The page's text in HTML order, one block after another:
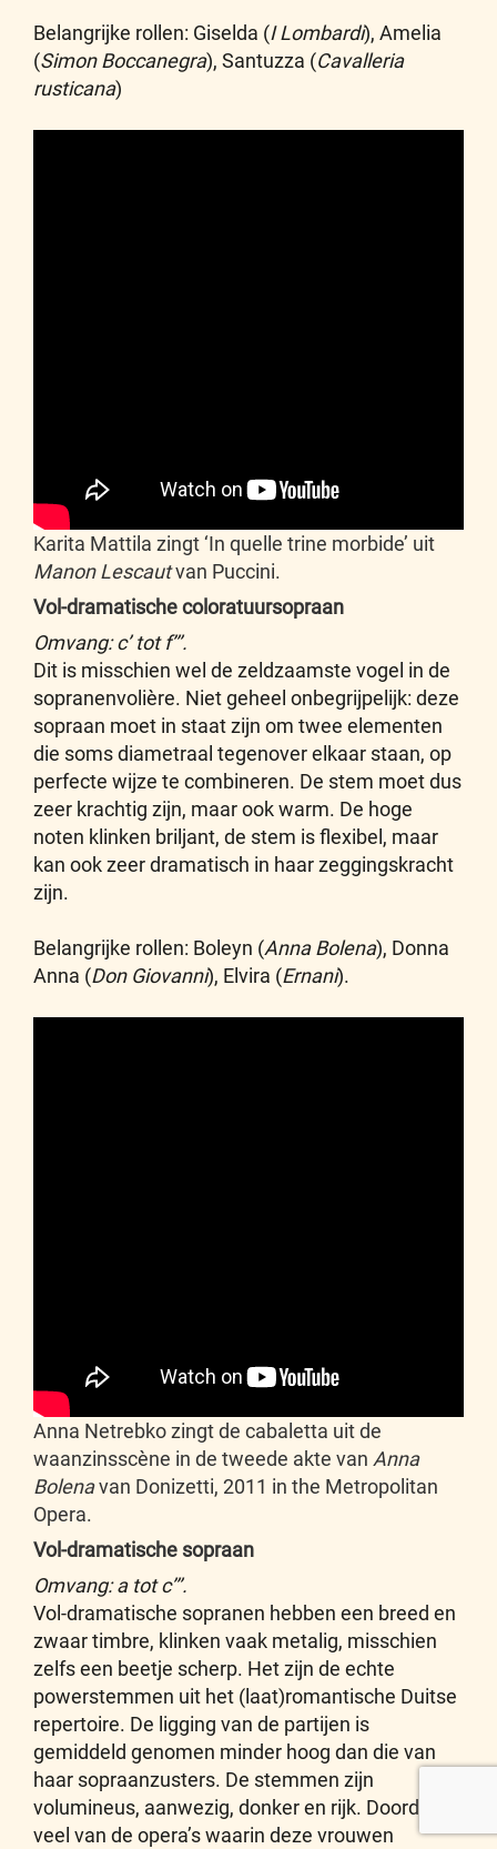
Belangrijke rollen: Giselda (I Lombardi), Amelia
(Simon Boccanegra), Santuzza (Cavalleria
rusticana)
Karita Mattila zingt ‘In quelle trine morbide’ uit
Manon Lescautvan Puccini.
Vol-dramatische coloratuursopraan
Omvang: c’ tot f’’’.
Dit is misschien wel de zeldzaamste vogel in de
sopranenvolière. Niet geheel onbegrijpelijk: deze
sopraan moet in staat zijn om twee elementen
die soms diametraal tegenover elkaar staan, op
perfecte wijze te combineren. De stem moet dus
zeer krachtig zijn, maar ook warm. De hoge
noten klinken briljant, de stem is flexibel, maar
kan ook zeer dramatisch in haar zeggingskracht
zijn.
Belangrijke rollen: Boleyn (Anna Bolena), Donna
Anna (Don Giovanni), Elvira (Ernani).
Anna Netrebko zingt de cabaletta uit de
waanzinsscène in de tweede akte van Anna
Bolenavan Donizetti, 2011 in the Metropolitan
Opera.
Vol-dramatische sopraan
Omvang: a tot c’’’.
Vol-dramatische sopranen hebben een breed en
zwaar timbre, klinken vaak metalig, misschien
zelfs een beetje scherp. Het zijn de echte
powerstemmen uit het (laat)romantische Duitse
repertoire. De ligging van de partijen is
gemiddeld genomen minder hoog dan die van
haar sopraanzusters. De stemmen zijn
volumineus, aanwezig, donker en rijk. Doordat
veel van de opera’s waarin deze vrouwen